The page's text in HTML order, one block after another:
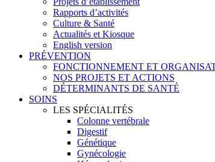
Rapports d’activités
Culture & Santé
Actualités et Kiosque
English version
PRÉVENTION
FONCTIONNEMENT ET
NOS PROJETS ET ACTIONS
DÉTERMINANTS DE SANTÉ
SOINS
LES SPÉCIALITÉS
Colonne vertébrale
Digestif
Génétique
Gynécologie